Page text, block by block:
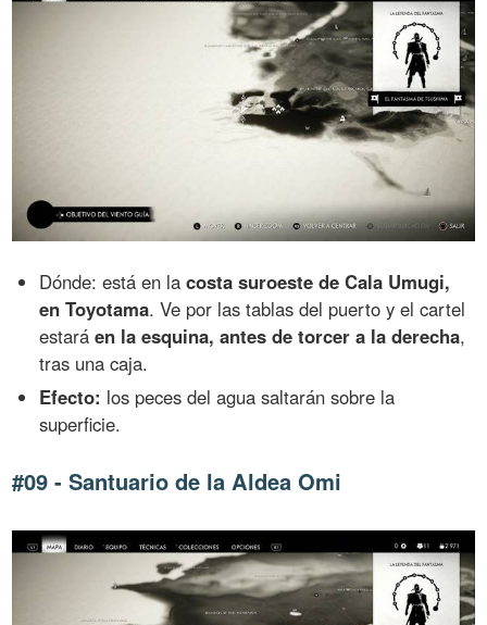
Dónde: está en lacosta suroeste de Cala Umugi,
en Toyotama. Ve por las tablas del puerto y el cartel
estaráen la esquina, antes de torcer a la derecha,
tras una caja.
Efecto: los peces del agua saltarán sobre la
superficie.
#09 - Santuario de la Aldea Omi